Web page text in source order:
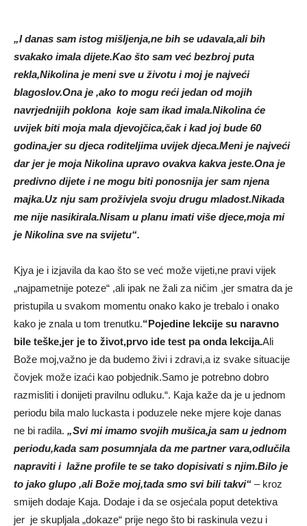
„I danas sam istog mišljenja,ne bih se udavala,ali bih
svakako imala dijete.Kao što sam već bezbroj puta
rekla,Nikolina je meni sve u životu i moj je najveći
blagoslov.Ona je ,ako to mogu reći jedan od mojih
navrjednijih poklona koje sam ikad imala.Nikolina će
uvijek biti moja mala djevojčica,čak i kad joj bude 60
godina,jer su djeca roditeljima uvijek djeca.Meni je najveći
dar jer je moja Nikolina upravo ovakva kakva jeste.Ona je
predivno dijete i ne mogu biti ponosnija jer sam njena
majka.Uz nju sam proživjela svoju drugu mladost.Nikada
me nije nasikirala.Nisam u planu imati više djece,moja mi
je Nikolina sve na svijetu“.
Kjya je i izjavila da kao što se već može vijeti,ne pravi vijek
„najpametnije poteze“ ,ali ipak ne žali za ničim ,jer smatra da je
pristupila u svakom momentu onako kako je trebalo i onako
kako je znala u tom trenutku.“Pojedine lekcije su naravno
bile teške,jer je to život,prvo ide test pa onda lekcija.Ali
Bože moj,važno je da budemo živi i zdravi,a iz svake situacije
čovjek može izaći kao pobjednik.Samo je potrebno dobro
razmisliti i donijeti pravilnu odluku.“. Kaja kaže da je u jednom
periodu bila malo luckasta i poduzele neke mjere koje danas
ne bi radila. „Svi mi imamo svojih mušica,ja sam u jednom
periodu,kada sam posumnjala da me partner vara,odlučila
napraviti i lažne profile te se tako dopisivati s njim.Bilo je
to jako glupo ,ali Bože moj,tada smo svi bili takvi“ – kroz
smijeh dodaje Kaja. Dodaje i da se osjećala poput detektiva
jer je skupljala „dokaze“ prije nego što bi raskinula vezu i